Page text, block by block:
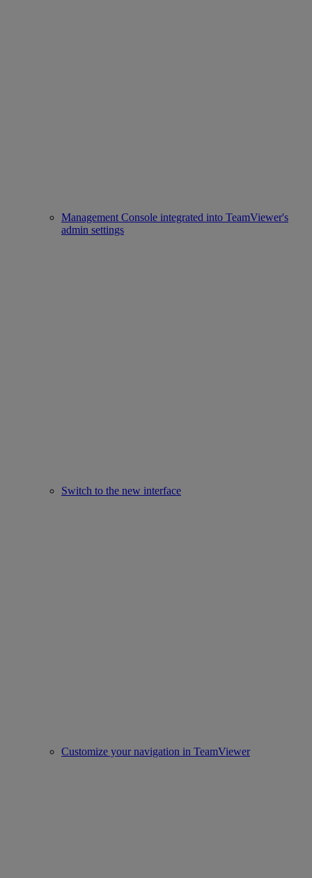
Management Console integrated into TeamViewer's
admin settings
Switch to the new interface
Customize your navigation in TeamViewer